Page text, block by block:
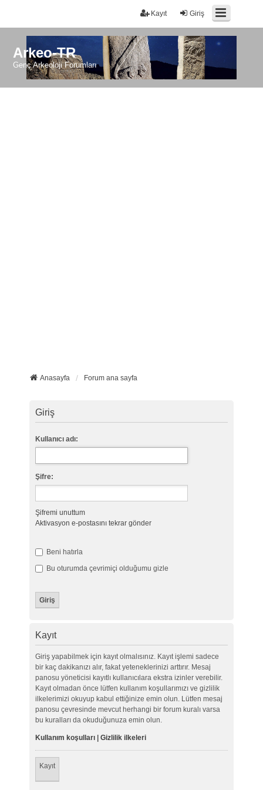
Giriş
Kayıt
Arkeo-TR
Genç Arkeoloji Forumları
Anasayfa Forum ana sayfa
Giriş
Kullanıcı adı:
Şifre:
Şifremi unuttum
Aktivasyon e-postasını tekrar gönder
Beni hatırla
Bu oturumda çevrimiçi olduğumu gizle
Kayıt
Giriş yapabilmek için kayıt olmalısınız. Kayıt işlemi sadece
bir kaç dakikanızı alır, fakat yeteneklerinizi arttırır. Mesaj
panosu yöneticisi kayıtlı kullanıcılara ekstra izinler verebilir.
Kayıt olmadan önce lütfen kullanım koşullarımızı ve gizlilik
ilkelerimizi okuyup kabul ettiğinize emin olun. Lütfen mesaj
panosu çevresinde mevcut herhangi bir forum kuralı varsa
bu kuralları da okuduğunuza emin olun.
Kullanım koşulları| Gizlilik ilkeleri
Kayıt